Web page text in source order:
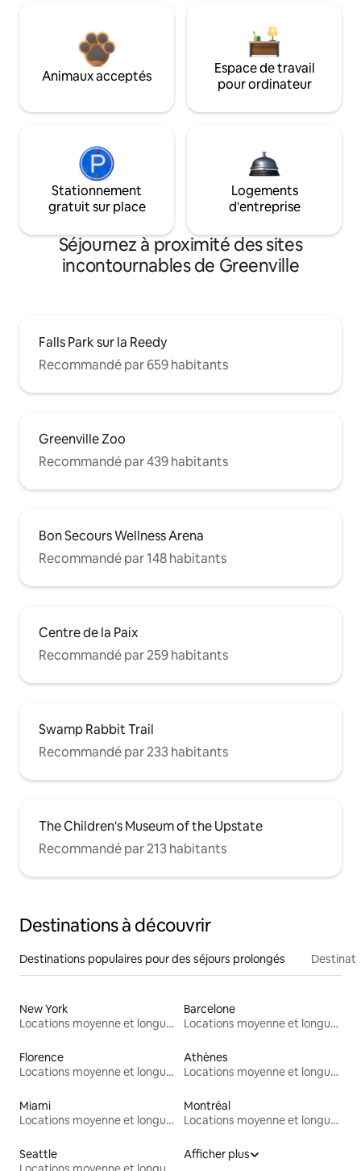
Animaux acceptés
Espace de travail
pour ordinateur
Stationnement
gratuit sur place
Logements
d'entreprise
Séjournez à proximité des sites
incontournables de Greenville
Falls Park sur la Reedy
Recommandé par 659 habitants
Greenville Zoo
Recommandé par 439 habitants
Bon Secours Wellness Arena
Recommandé par 148 habitants
Centre de la Paix
Recommandé par 259 habitants
Swamp Rabbit Trail
Recommandé par 233 habitants
The Children's Museum of the Upstate
Recommandé par 213 habitants
Destinations à découvrir
Destinations populaires pour des séjours prolongés
New York
Locations moyenne et longue durée
Barcelone
Locations moyenne et longue durée
Florence
Locations moyenne et longue durée
Athènes
Locations moyenne et longue durée
Miami
Locations moyenne et longue durée
Montréal
Locations moyenne et longue durée
Seattle
Afficher plus